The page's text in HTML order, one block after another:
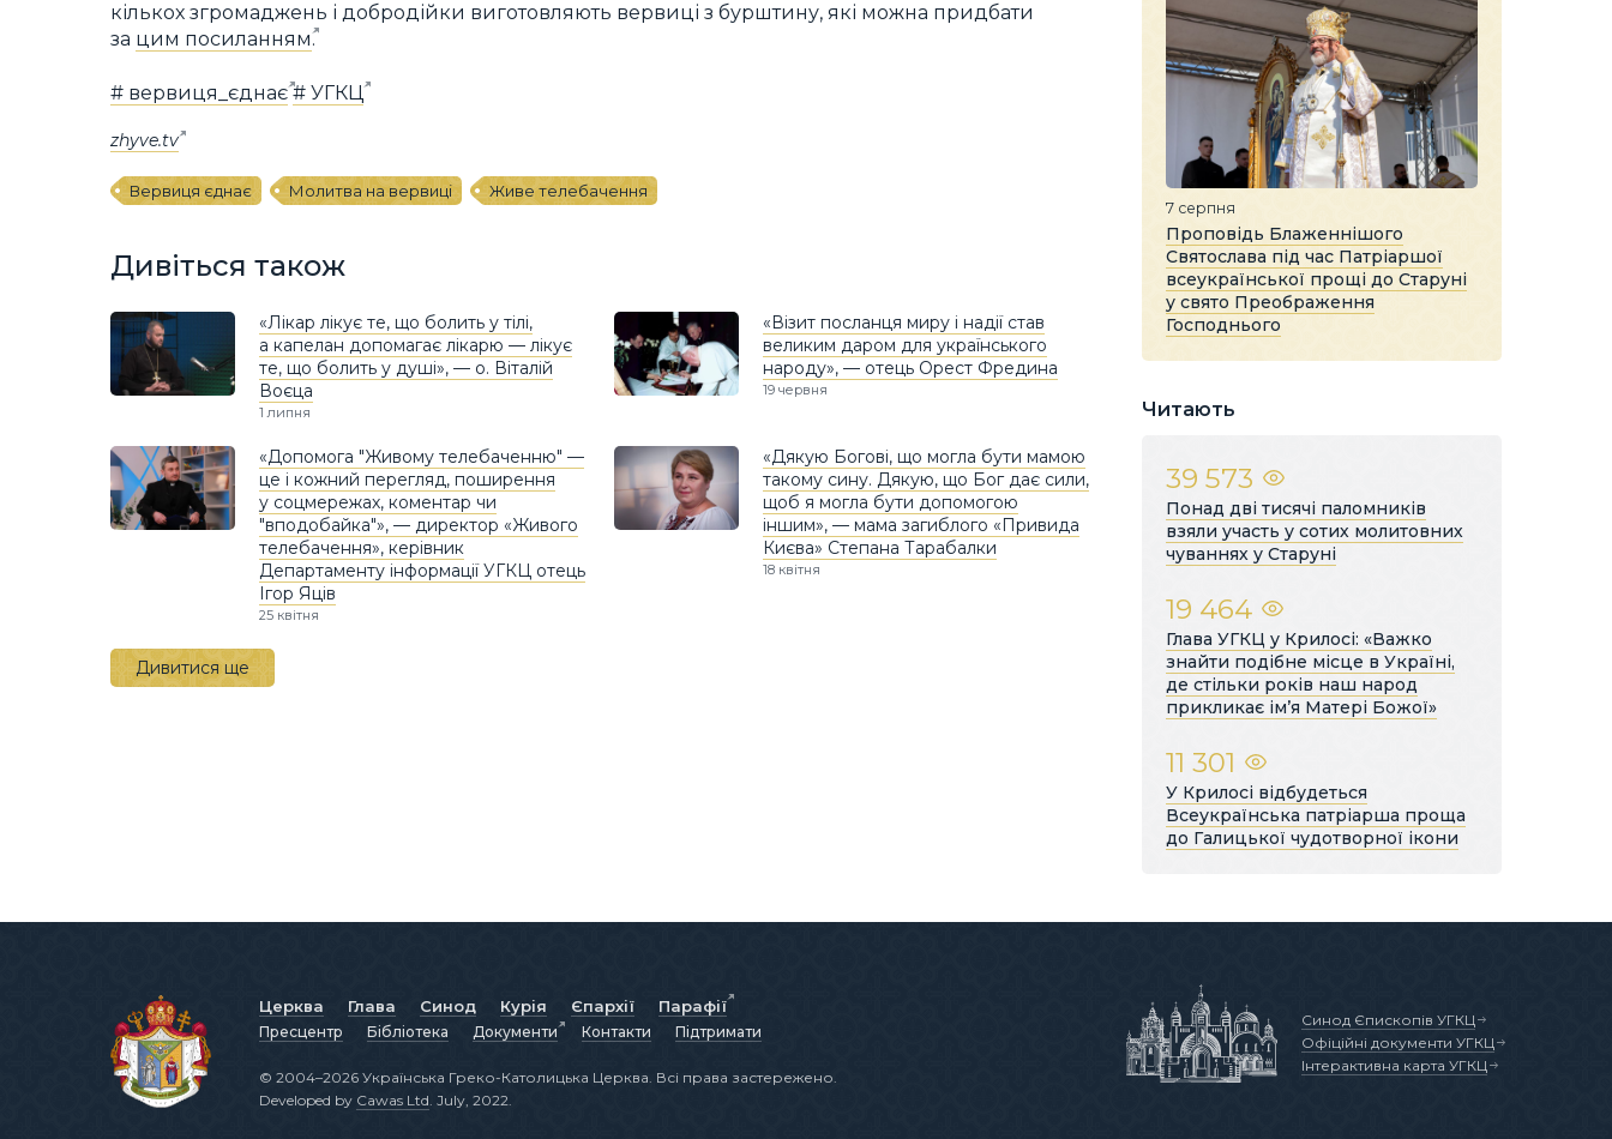
кількох згромаджень і добродійки виготовляють вервиці з бурштину, які можна придбати
за цим посиланням.
# вервиця_єднає # УГКЦ
zhyve.tv
Вервиця єднає Молитва на вервиці Живе телебачення
Дивіться також
«Лікар лікує те, що болить у тілі,
а капелан допомагає лікарю — лікує
те, що болить у душі», — о. Віталій
Воєца
1 липня
«Візит посланця миру і надії став
великим даром для українського
народу», — отець Орест Фредина
19 червня
«Допомога "Живому телебаченню" —
це і кожний перегляд, поширення
у соцмережах, коментар чи
"вподобайка"», — директор «Живого
телебачення», керівник
Департаменту інформації УГКЦ отець
Ігор Яців
25 квітня
«Дякую Богові, що могла бути мамою
такому сину. Дякую, що Бог дає сили,
щоб я могла бути допомогою
іншим», — мама загиблого «Привида
Києва» Степана Тарабалки
18 квітня
Дивитися ще
7 серпня
Проповідь Блаженнішого
Святослава під час Патріаршої
всеукраїнської прощі до Старуні
у свято Преображення
Господнього
Читають
39 573
Понад дві тисячі паломників
взяли участь у сотих молитовних
чуваннях у Старуні
19 464
Глава УГКЦ у Крилосі: «Важко
знайти подібне місце в Україні,
де стільки років наш народ
прикликає ім’я Матері Божої»
11 301
У Крилосі відбудеться
Всеукраїнська патріарша проща
до Галицької чудотворної ікони
Церква Глава Синод Курія Єпархії Парафії
Пресцентр Бібліотека Документи Контакти Підтримати
Синод Єпископів УГКЦ
Офіційні документи УГКЦ
Інтерактивна карта УГКЦ
© 2004–2026 Українська Греко-Католицька Церква. Всі права застережено.
Developed by Cawas Ltd. July, 2022.